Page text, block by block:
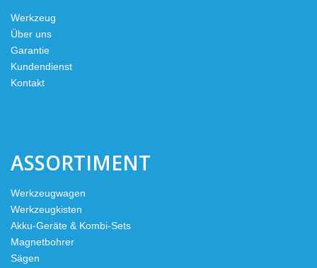
Werkzeug
Über uns
Garantie
Kundendienst
Kontakt
ASSORTIMENT
Werkzeugwagen
Werkzeugkisten
Akku-Geräte & Kombi-Sets
Magnetbohrer
Sägen